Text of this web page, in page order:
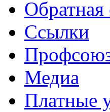
Обратная
Ссылки
Медиа
Платные